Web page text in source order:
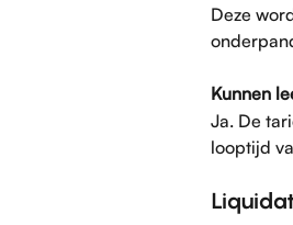
Deze
Kunnen
Ja. De
looptijd